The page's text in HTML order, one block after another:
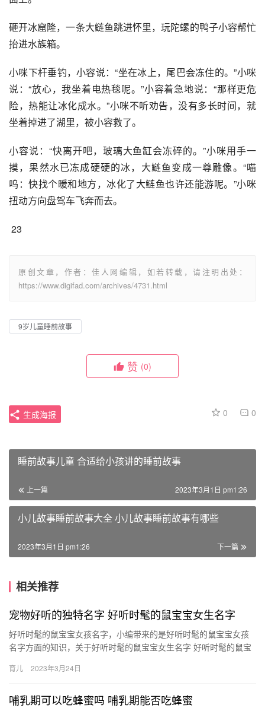
砸开冰窟隆，一条大鲢鱼跳进怀里，玩陀螺的鸭子小容帮忙
抬进水族箱。
小咪下杆垂钓，小容说：“坐在冰上，尾巴会冻住的。”小咪
说：“放心，我坐着电热毯呢。”小容着急地说：“那样更危
险，热能让冰化成水。”小咪不听劝告，没有多长时间，就
坐着掉进了湖里，被小容救了。
小容说：“快离开吧，玻璃大鱼缸会冻碎的。”小咪用手一
摸，果然水已冻成硬硬的冰，大鲢鱼变成一尊雕像。“喵
呜：快找个暖和地方，冰化了大鲢鱼也许还能游呢。”小咪
扭动方向盘驾车飞奔而去。
23
原创文章，作者：佳人网编辑，如若转载，请注明出处：
https://www.digifad.com/archives/4731.html
9岁儿童睡前故事
赞 (0)
0 0
生成海报
睡前故事儿童 合适给小孩讲的睡前故事
上一篇 2023年3月1日 pm1:26
小儿故事睡前故事大全 小儿故事睡前故事有哪些
下一篇
2023年3月1日 pm1:26
相关推荐
宠物好听的独特名字 好听时髦的鼠宝宝女生名字
好听时髦的鼠宝宝女孩名字，小编带来的是好听时髦的鼠宝宝女孩
名字方面的知识，关于好听时髦的鼠宝宝女生名字 好听时髦的鼠宝
育儿 2023年3月24日
哺乳期可以吃蜂蜜吗 哺乳期能否吃蜂蜜